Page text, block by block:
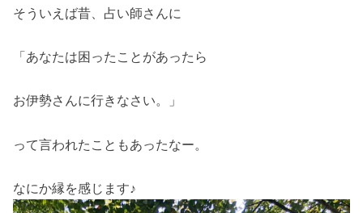
そういえば昔、占い師さんに
「あなたは困ったことがあったら
お伊勢さんに行きなさい。」
って言われたこともあったなー。
なにか縁を感じます♪